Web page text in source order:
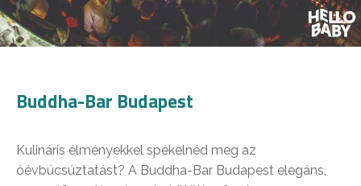
Buddha-Bar Budapest
Kulináris élményekkel spékelnéd meg az
óévbúcsúztatást? A Buddha-Bar Budapest elegáns,